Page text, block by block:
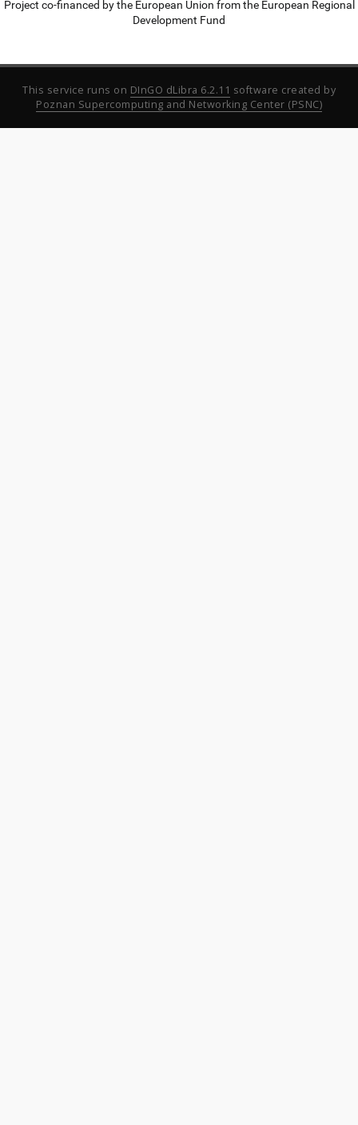
Project co-financed by the European Union from the European Regional
Development Fund
This service runs on DInGO dLibra 6.2.11 software created by
Poznan Supercomputing and Networking Center (PSNC)